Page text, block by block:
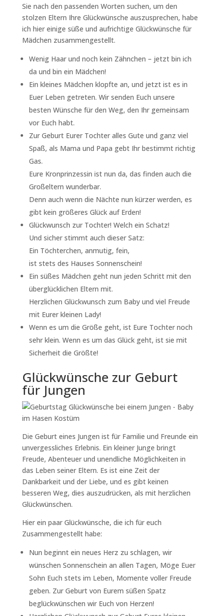
Sie nach den passenden Worten suchen, um den
stolzen Eltern Ihre Glückwünsche auszusprechen, habe
ich hier einige süße und aufrichtige Glückwünsche für
Mädchen zusammengestellt.
Wenig Haar und noch kein Zähnchen – jetzt bin ich
da und bin ein Mädchen!
Ein kleines Mädchen klopfte an, und jetzt ist es in
Euer Leben getreten. Wir senden Euch unsere
besten Wünsche für den Weg, den Ihr gemeinsam
vor Euch habt.
Zur Geburt Eurer Tochter alles Gute und ganz viel
Spaß, als Mama und Papa gebt Ihr bestimmt richtig
Gas.
Eure Kronprinzessin ist nun da, das finden auch die
Großeltern wunderbar.
Denn auch wenn die Nächte nun kürzer werden, es
gibt kein größeres Glück auf Erden!
Glückwunsch zur Tochter! Welch ein Schatz!
Und sicher stimmt auch dieser Satz:
Ein Töchterchen, anmutig, fein,
ist stets des Hauses Sonnenschein!
Ein süßes Mädchen geht nun jeden Schritt mit den
überglücklichen Eltern mit.
Herzlichen Glückwunsch zum Baby und viel Freude
mit Eurer kleinen Lady!
Wenn es um die Größe geht, ist Eure Tochter noch
sehr klein. Wenn es um das Glück geht, ist sie mit
Sicherheit die Größte!
Glückwünsche zur Geburt
für Jungen
Die Geburt eines Jungen ist für Familie und Freunde ein
unvergessliches Erlebnis. Ein kleiner Junge bringt
Freude, Abenteuer und unendliche Möglichkeiten in
das Leben seiner Eltern. Es ist eine Zeit der
Dankbarkeit und der Liebe, und es gibt keinen
besseren Weg, dies auszudrücken, als mit herzlichen
Glückwünschen.
Hier ein paar Glückwünsche, die ich für euch
Zusammengestellt habe:
Nun beginnt ein neues Herz zu schlagen, wir
wünschen Sonnenschein an allen Tagen, Möge Euer
Sohn Euch stets im Leben, Momente voller Freude
geben. Zur Geburt von Eurem süßen Spatz
beglückwünschen wir Euch von Herzen!